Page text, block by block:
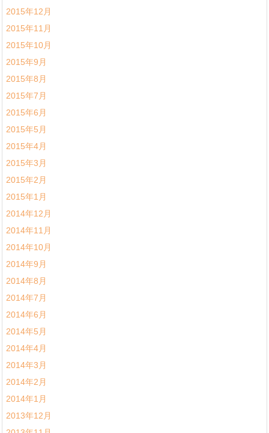
2015年12月
2015年11月
2015年10月
2015年9月
2015年8月
2015年7月
2015年6月
2015年5月
2015年4月
2015年3月
2015年2月
2015年1月
2014年12月
2014年11月
2014年10月
2014年9月
2014年8月
2014年7月
2014年6月
2014年5月
2014年4月
2014年3月
2014年2月
2014年1月
2013年12月